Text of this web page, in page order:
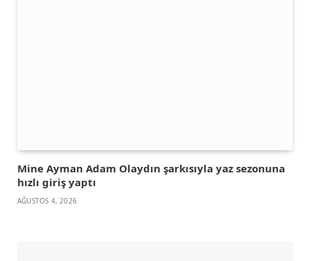
Mine Ayman Adam Olaydın şarkısıyla yaz sezonuna
hızlı giriş yaptı
AĞUSTOS 4, 2026